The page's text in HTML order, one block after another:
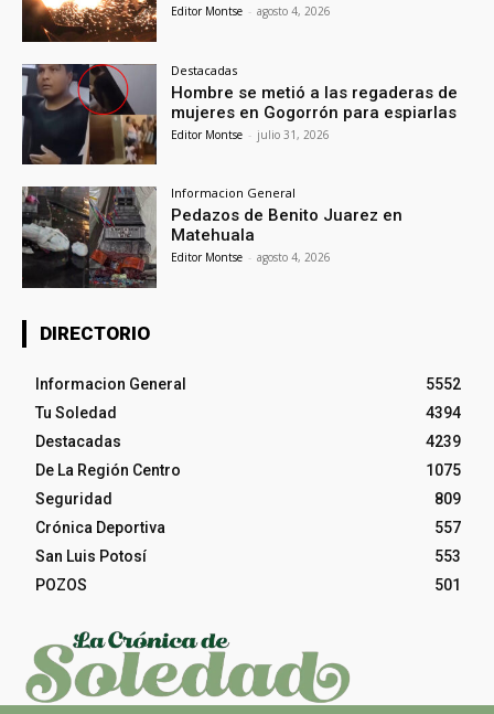
Editor Montse - agosto 4, 2026
Destacadas
Hombre se metió a las regaderas de
mujeres en Gogorrón para espiarlas
Editor Montse - julio 31, 2026
Informacion General
Pedazos de Benito Juarez en
Matehuala
Editor Montse - agosto 4, 2026
DIRECTORIO
Informacion General
5552
Tu Soledad
4394
Destacadas
4239
De La Región Centro
1075
Seguridad
809
Crónica Deportiva
557
San Luis Potosí
553
POZOS
501